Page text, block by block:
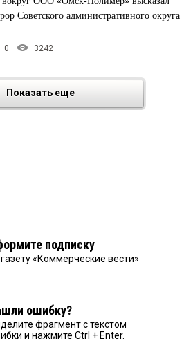
Советского административного округа
0 3242
Показать еще
подписку
«Коммерческие вести»
ошибку?
фрагмент с текстом
и нажмите Ctrl + Enter.